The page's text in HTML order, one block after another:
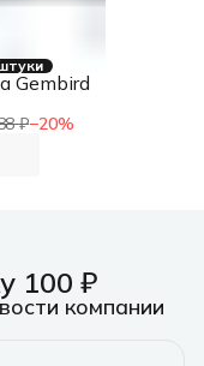
₽−20%
Gembird
USB,
100 ₽
компании